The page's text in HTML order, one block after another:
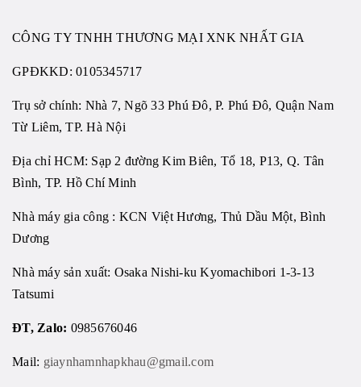
CÔNG TY TNHH THƯƠNG MẠI XNK NHẤT GIA
GPĐKKD: 0105345717
Trụ sở chính: Nhà 7, Ngõ 33 Phú Đô, P. Phú Đô, Quận Nam
Từ Liêm, TP. Hà Nội
Địa chỉ HCM: Sạp 2 đường Kim Biên, Tổ 18, P13, Q. Tân
Bình, TP. Hồ Chí Minh
Nhà máy gia công : KCN Việt Hương, Thủ Dầu Một, Bình
Dương
Nhà máy sản xuất: Osaka Nishi-ku Kyomachibori 1-3-13
Tatsumi
ĐT, Zalo: 0985676046
Mail: giaynhamnhapkhau@gmail.com